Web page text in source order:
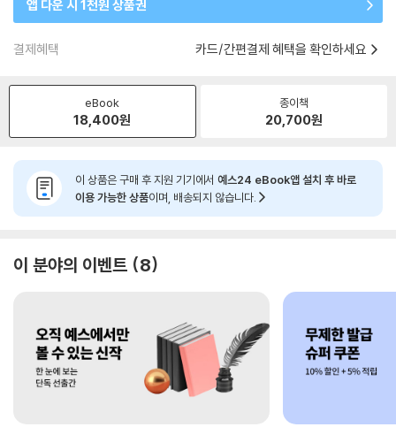
앱 다운 시 1천원 상품권
결제혜택 카드/간편결제 혜택을 확인하세요
eBook
18,400원
종이책
20,700원
이 상품은 구매 후 지원 기기에서 예스24 eBook앱 설치 후 바로
이용 가능한 상품이며, 배송되지 않습니다.
이 분야의 이벤트 8